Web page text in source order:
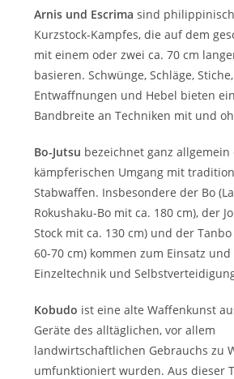
Arnis und Escrima sind
Kurzstock-Kampfes, die auf dem
mit einem oder zwei ca. 70 cm
basieren. Schwünge, Schläge,
Entwaffnungen und Hebel bieten
Bandbreite an Techniken mit und
Bo-Jutsu bezeichnet ganz allgemein
kämpferischen Umgang mit
Stabwaffen. Insbesondere der Bo
Rokushaku-Bo mit ca. 180 cm), der
Stock mit ca. 130 cm) und der
60-70 cm) kommen zum Einsatz
Einzeltechnik und
Kobudo ist eine alte Waffenkunst
Geräte des alltäglichen, vor allem
landwirtschaftlichen Gebrauchs zu
umfunktioniert wurden. Aus dieser